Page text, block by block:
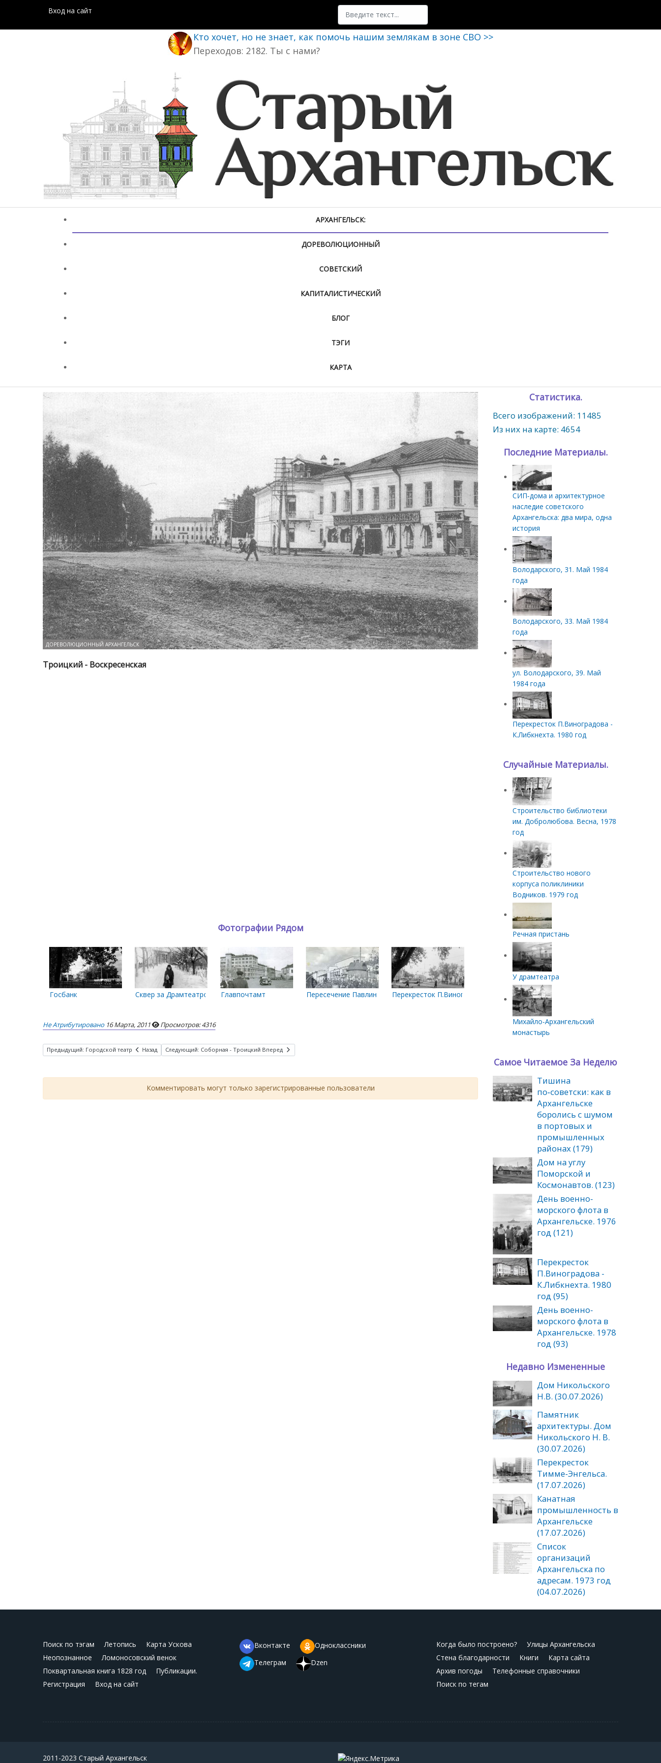
Вход на сайт Поиск
Кто хочет, но не знает, как помочь нашим землякам в зоне СВО >>
Переходов: 2182. Ты с нами?
АРХАНГЕЛЬСК:
ДОРЕВОЛЮЦИОННЫЙ
СОВЕТСКИЙ
КАПИТАЛИСТИЧЕСКИЙ
БЛОГ
ТЭГИ
КАРТА
ДОРЕВОЛЮЦИОННЫЙ АРХАНГЕЛЬСК
Троицкий - Воскресенская
Фотографии Рядом
Госбанк Сквер за Драмтеатром Главпочтамт Пересечение Павлиновки и ЭнгельсаПерекресток П.Виноградова и Энгельса
Не Атрибутировано 16 Марта, 2011 Просмотров: 4316
Предыдущий: Городской театр Назад Следующий: Соборная - Троицкий Вперед
Комментировать могут только зарегистрированные пользователи
Статистика.
Всего изображений: 11485
Из них на карте: 4654
Последние Материалы.
СИП‑дома и архитектурное
наследие советского
Архангельска: два мира, одна
история
Володарского, 31. Май 1984
года
Володарского, 33. Май 1984
года
ул. Володарского, 39. Май
1984 года
Перекресток П.Виноградова -
К.Либкнехта. 1980 год
Случайные Материалы.
Строительство библиотеки
им. Добролюбова. Весна, 1978
год
Строительство нового
корпуса поликлиники
Водников. 1979 год
Речная пристань
У драмтеатра
Михайло-Архангельский
монастырь
Самое Читаемое За Неделю
Тишина
по‑советски: как в
Архангельске
боролись с шумом
в портовых и
промышленных
районах (179)
Дом на углу
Поморской и
Космонавтов. (123)
День военно-
морского флота в
Архангельске. 1976
год (121)
Перекресток
П.Виноградова -
К.Либкнехта. 1980
год (95)
День военно-
морского флота в
Архангельске. 1978
год (93)
Недавно Измененные
Дом Никольского
Н.В. (30.07.2026)
Памятник
архитектуры. Дом
Никольского Н. В.
(30.07.2026)
Перекресток
Тимме-Энгельса.
(17.07.2026)
Канатная
промышленность в
Архангельске
(17.07.2026)
Список
организаций
Архангельска по
адресам. 1973 год
(04.07.2026)
Поиск по тэгам Летопись
Карта Ускова
Неопознанное
Ломоносовский венок
Поквартальная книга 1828 год
Публикации.
Регистрация
Вход на сайт
Вконтакте
Одноклассники
Телеграм
Dzen
Когда было построено?
Улицы Архангельска
Стена благодарности
Книги
Карта сайта
Архив погоды
Телефонные справочники
Поиск по тегам
2011-2023 Старый Архангельск